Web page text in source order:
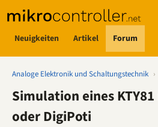
Neuigkeiten Artikel Forum
Analoge Elektronik und Schaltungstechnik ›
Simulation eines
oder DigiPoti